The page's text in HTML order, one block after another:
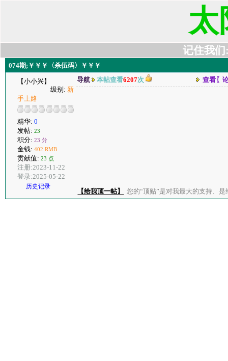
太
记住我们
074期;￥￥￥〈杀伍码〉￥￥￥
【小小兴】
级别: 新
手上路
精华: 0
发帖: 23
积分: 23 分
金钱: 402 RMB
贡献值: 23 点
注册:2023-11-22
登录:2025-05-22
历史记录
导航 本帖查看6207次 查看〖
【给我顶一帖】 您的“顶贴”是对我最大的支持、